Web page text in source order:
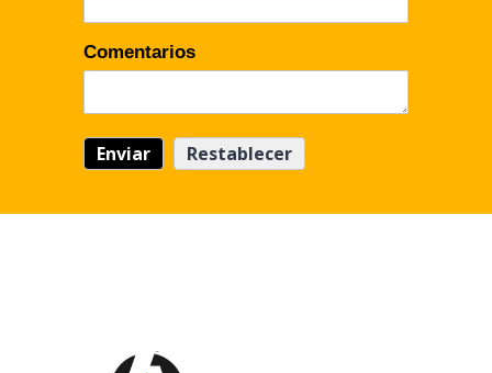
Comentarios